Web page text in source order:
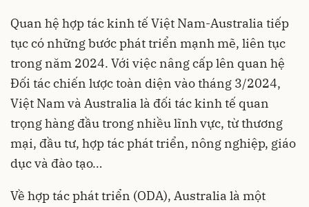
Quan hệ hợp tác kinh tế Việt Nam-Australia tiếp
tục có những bước phát triển mạnh mẽ, liên tục
trong năm 2024. Với việc nâng cấp lên quan hệ
Đối tác chiến lược toàn diện vào tháng 3/2024,
Việt Nam và Australia là đối tác kinh tế quan
trọng hàng đầu trong nhiều lĩnh vực, từ thương
mại, đầu tư, hợp tác phát triển, nông nghiệp, giáo
dục và đào tạo…
Về hợp tác phát triển (ODA), Australia là một